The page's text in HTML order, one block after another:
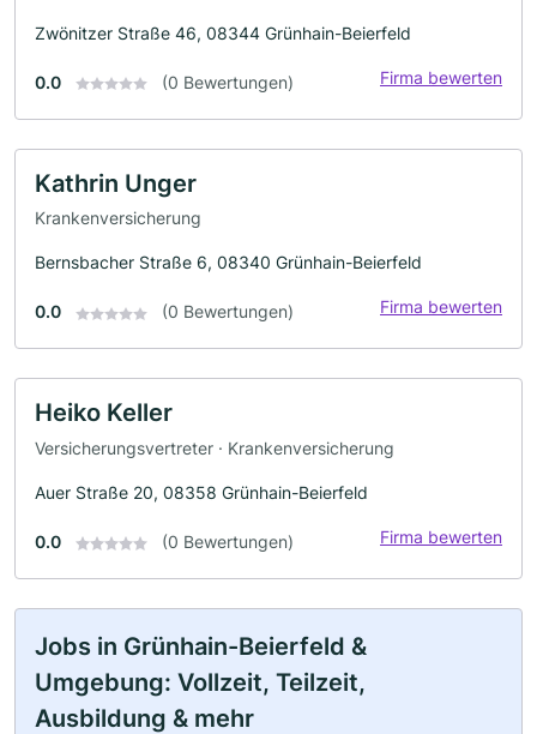
Zwönitzer Straße 46, 08344 Grünhain-Beierfeld
0.0 (0 Bewertungen) Firma bewerten
Kathrin Unger
Krankenversicherung
Bernsbacher Straße 6, 08340 Grünhain-Beierfeld
0.0 (0 Bewertungen) Firma bewerten
Heiko Keller
Versicherungsvertreter · Krankenversicherung
Auer Straße 20, 08358 Grünhain-Beierfeld
0.0 (0 Bewertungen) Firma bewerten
Jobs in Grünhain-Beierfeld &
Umgebung: Vollzeit, Teilzeit,
Ausbildung & mehr